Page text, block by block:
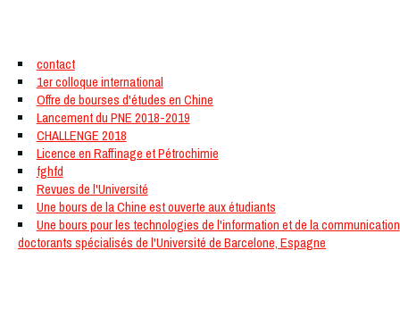
contact
1er colloque international
Offre de bourses d'études en Chine
Lancement du PNE 2018-2019
CHALLENGE 2018
Licence en Raffinage et Pétrochimie
fghfd
Revues de l'Université
Une bours de la Chine est ouverte aux étudiants
Une bours pour les technologies de l'information et de la communication
doctorants spécialisés de l'Université de Barcelone, Espagne